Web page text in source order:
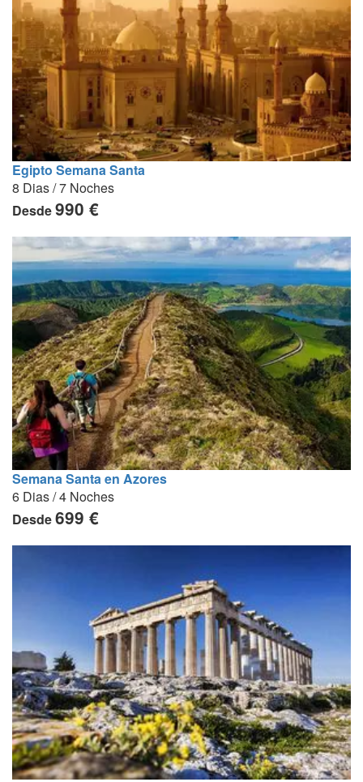
Egipto Semana Santa
8 Dias / 7 Noches
Desde990 €
Semana Santa en Azores
6 Dias / 4 Noches
Desde699 €